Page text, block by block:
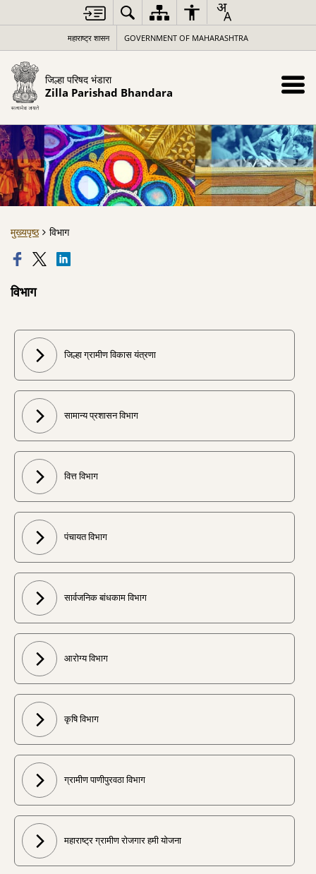
महाराष्ट्र शासन GOVERNMENT OF MAHARASHTRA
जिल्हा परिषद भंडारा
Zilla Parishad Bhandara
मुख्यपृष्ठ विभाग
विभाग
जिल्हा ग्रामीण विकास यंत्रणा
सामान्य प्रशासन विभाग
वित्त विभाग
पंचायत विभाग
सार्वजनिक बांधकाम विभाग
आरोग्य विभाग
कृषि विभाग
ग्रामीण पाणीपुरवठा विभाग
महाराष्ट्र ग्रामीण रोजगार हमी योजना